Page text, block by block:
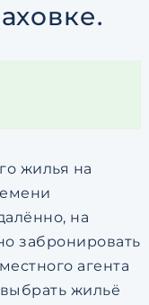
жилья на
на
забронировать
агента
жильё